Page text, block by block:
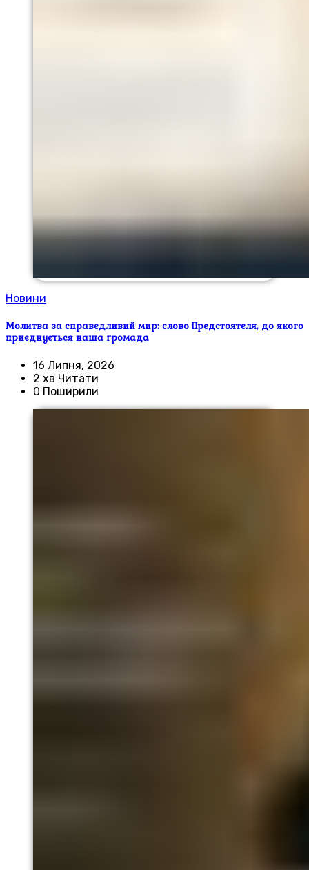
Новини
Молитва за справедливий мир: слово Предстоятеля, до якого
приєднується наша громада
16 Липня, 2026
2 хв Читати
0 Поширили